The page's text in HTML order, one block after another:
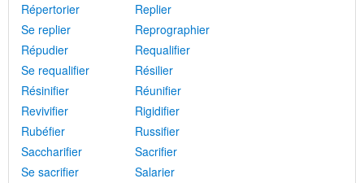
Répertorier
Replier
Se replier
Reprographier
Répudier
Requalifier
Se requalifier
Résilier
Résinifier
Réunifier
Revivifier
Rigidifier
Rubéfier
Russifier
Saccharifier
Sacrifier
Se sacrifier
Salarier